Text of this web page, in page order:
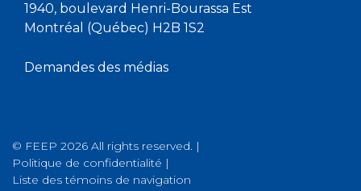
1940, boulevard Henri-Bourassa Est
Montréal (Québec) H2B 1S2
Demandes des médias
© FEEP 2026 All rights reserved. |
Politique de confidentialité |
Liste des témoins de navigation